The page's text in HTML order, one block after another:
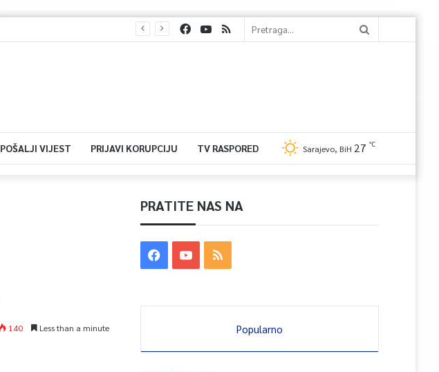
POŠALJI VIJEST PRIJAVI KORUPCIJU TV RASPORED Sarajevo, BiH 27 ℃
140 Less than a minute
PRATITE NAS NA
Popularno